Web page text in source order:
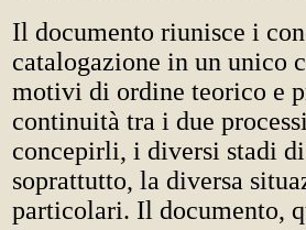
Il documento riunisce i
catalogazione in un unico
motivi di ordine teorico e
continuità tra i due
concepirli, i diversi stadi
soprattutto, la diversa
particolari. Il documento,